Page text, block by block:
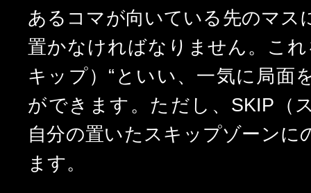
あるコマが向いている先のマス
置かなければなりません。 こ
キップ）“といい、一気に局面
ができます。 ただし、SKIP（
自分の置いたスキップゾーンに
ます。